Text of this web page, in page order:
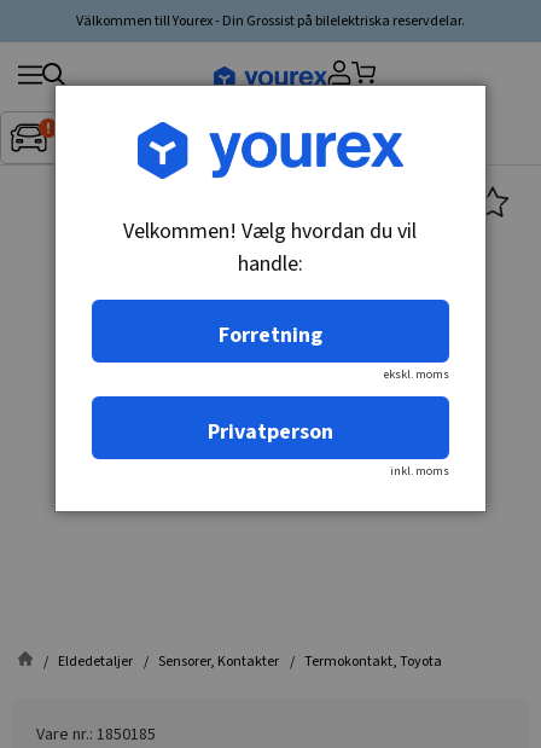
Välkommen till Yourex - Din Grossist på bilelektriska reservdelar.
Inget fordon valt▼
Søg
produkt,
producent,
Eldedetaljer Sensorer, Kontakter Termokontakt, Toyota
Vare nr.: 1850185
Velkommen! Vælg hvordan du vil
handle:
Forretning
ekskl. moms
Privatperson
inkl. moms